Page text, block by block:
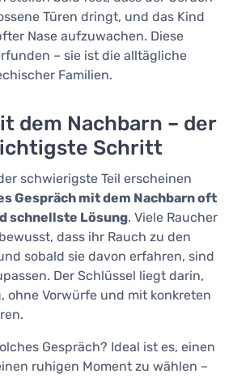
Türen dringt, und das Kind
Nase aufzuwachen. Diese
– sie ist die alltägliche
Familien.
dem Nachbarn – der
Schritt
schwierigste Teil erscheinen
Gespräch mit dem Nachbarn oft
schnellste Lösung. Viele Raucher
dass ihr Rauch zu den
sobald sie davon erfahren, sind
Der Schlüssel liegt darin,
ohne Vorwürfe und mit konkreten
Gespräch? Ideal ist es, einen
ruhigen Moment zu wählen –